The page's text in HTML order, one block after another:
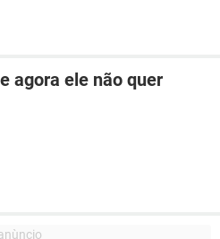
agora ele não quer